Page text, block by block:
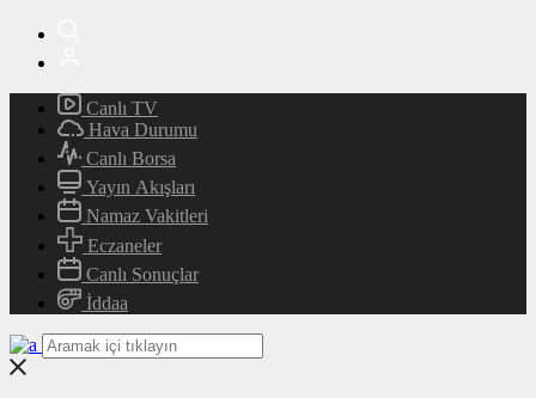
Canlı TV
Hava Durumu
Canlı Borsa
Yayın Akışları
Namaz Vakitleri
Eczaneler
Canlı Sonuçlar
İddaa